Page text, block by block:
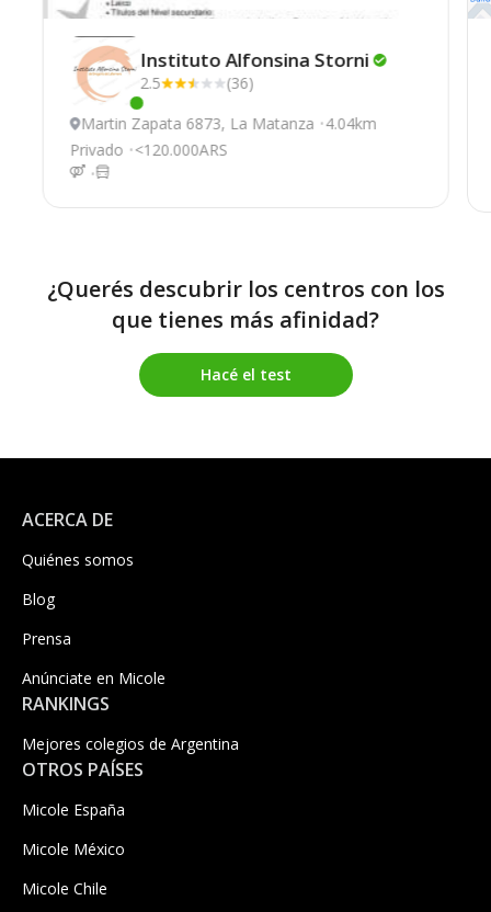
Este centro ha estado online recientemente
Instituto Alfonsina Storni
2.5
(36)
Martin Zapata 6873, La Matanza 4.04km
Privado <120.000ARS
¿Querés descubrir los centros con los
que tienes más afinidad?
Hacé el test
ACERCA DE
Quiénes somos
Blog
Prensa
Anúnciate en Micole
RANKINGS
Mejores colegios de Argentina
OTROS PAÍSES
Micole España
Micole México
Micole Chile